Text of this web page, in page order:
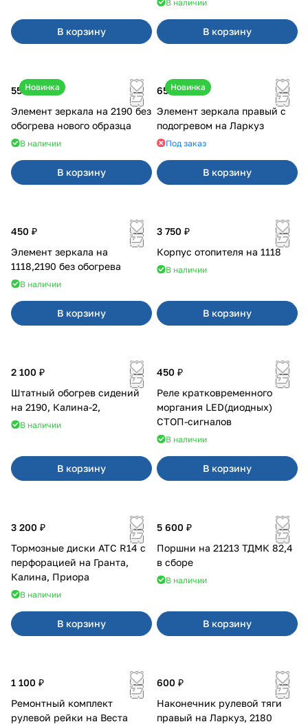
В корзину
В наличии
В корзину
Новинка
550 ₽
Элемент зеркала на 2190 без
обогрева нового образца
В наличии
В корзину
Новинка
650 ₽
Элемент зеркала правый с
подогревом на Ларкуз
Под заказ
В корзину
450 ₽
Элемент зеркала на
1118,2190 без обогрева
В наличии
В корзину
3 750 ₽
Корпус отопителя на 1118
В наличии
В корзину
2 100 ₽
Штатный обогрев сидений
на 2190, Калина-2,
В наличии
В корзину
450 ₽
Реле кратковременного
моргания LED(диодных)
СТОП-сигналов
В наличии
В корзину
3 200 ₽
Тормозные диски АТС R14 с
перфорацией на Гранта,
Калина, Приора
В наличии
В корзину
5 600 ₽
Поршни на 21213 ТДМК 82,4
в сборе
В наличии
В корзину
1 100 ₽
Ремонтный комплект
рулевой рейки на Веста
600 ₽
Наконечник рулевой тяги
правый на Ларкуз, 2180